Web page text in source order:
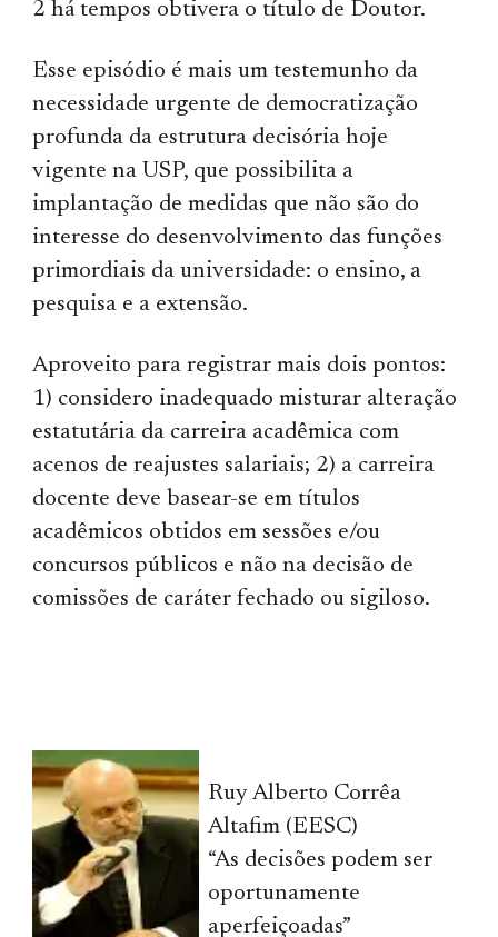
2 há tempos obtivera o título de Doutor.
Esse episódio é mais um testemunho da
necessidade urgente de democratização
profunda da estrutura decisória hoje
vigente na USP, que possibilita a
implantação de medidas que não são do
interesse do desenvolvimento das funções
primordiais da universidade: o ensino, a
pesquisa e a extensão.
Aproveito para registrar mais dois pontos:
1) considero inadequado misturar alteração
estatutária da carreira acadêmica com
acenos de reajustes salariais; 2) a carreira
docente deve basear-se em títulos
acadêmicos obtidos em sessões e/ou
concursos públicos e não na decisão de
comissões de caráter fechado ou sigiloso.
Ruy Alberto Corrêa
Altafim (EESC)
“As decisões podem ser
oportunamente
aperfeiçoadas”